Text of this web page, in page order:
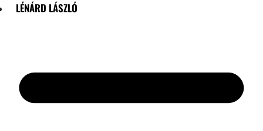
LÉNÁRD LÁSZLÓ